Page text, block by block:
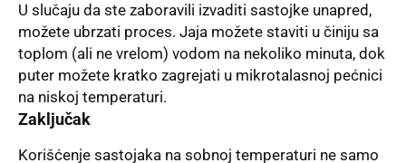
U slučaju da ste zaboravili izvaditi sastojke unapred,
možete ubrzati proces. Jaja možete staviti u činiju sa
toplom (ali ne vrelom) vodom na nekoliko minuta, dok
puter možete kratko zagrejati u mikrotalasnoj pećnici
na niskoj temperaturi.
Zaključak
Korišćenje sastojaka na sobnoj temperaturi ne samo